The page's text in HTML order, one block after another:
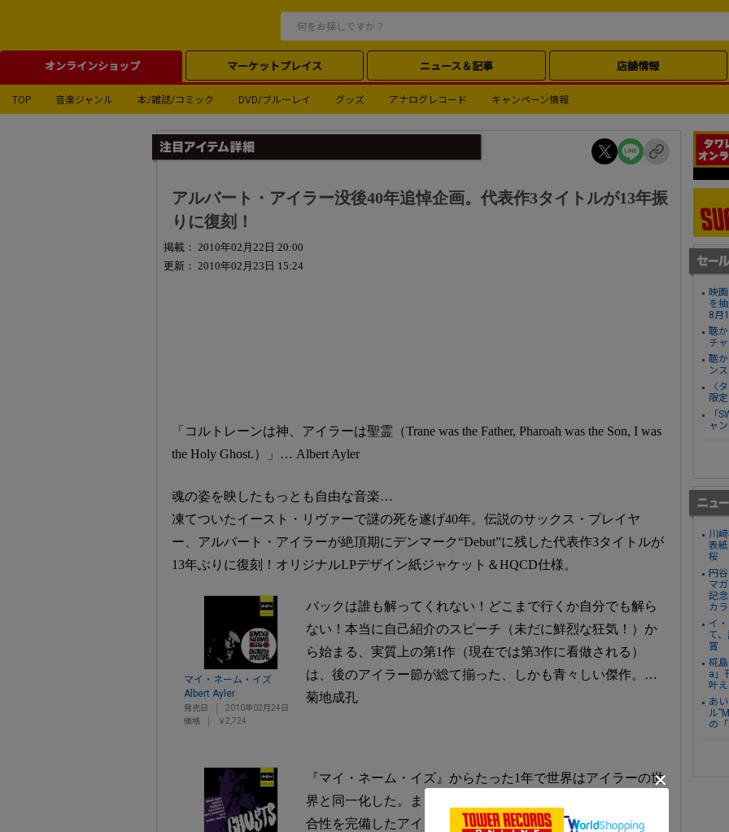
オンラインショップ マーケットプレイス ニュース＆記事 店舗情報
TOP 音楽ジャンル 本/雑誌/コミック DVD/ブルーレイ グッズ アナログレコード キャンペーン情報
アルバート・アイラー没後40年追悼企画。代表作3タイトルが13年振
りに復刻！
掲載： 2010年02月22日 20:00
更新： 2010年02月23日 15:24
「コルトレーンは神、アイラーは聖霊（Trane was the Father, Pharoah was the Son, I was
the Holy Ghost.）」… Albert Ayler
魂の姿を映したもっとも自由な音楽…
凍てついたイースト・リヴァーで謎の死を遂げ40年。伝説のサックス・プレイヤ
ー、アルバート・アイラーが絶頂期にデンマーク“Debut”に残した代表作3タイトルが
13年ぶりに復刻！オリジナルLPデザイン紙ジャケット＆HQCD仕様。
マイ・ネーム・イズ
Albert Ayler
発売日
2010年02月24日
価格
￥2,724
バックは誰も解ってくれない！どこまで行くか自分でも解ら
ない！本当に自己紹介のスピーチ（未だに鮮烈な狂気！）か
ら始まる、実質上の第1作（現在では第3作に看做される）
は、後のアイラー節が総て揃った、しかも青々しい傑作。…
菊地成孔
『マイ・ネーム・イズ』からたった1年で世界はアイラーの世
界と同一化した。まるで太古からあったかの様な、狂乱の整
合性を完備したアイラー式フリージャズの完成形が、 突如と
映
を
8月
聴
チ
聴
ン
〈
限
「
ャ
川
表
桜
円
マ
記
カ
イ
て
賞
椛
a」
叶
あ
ル
の